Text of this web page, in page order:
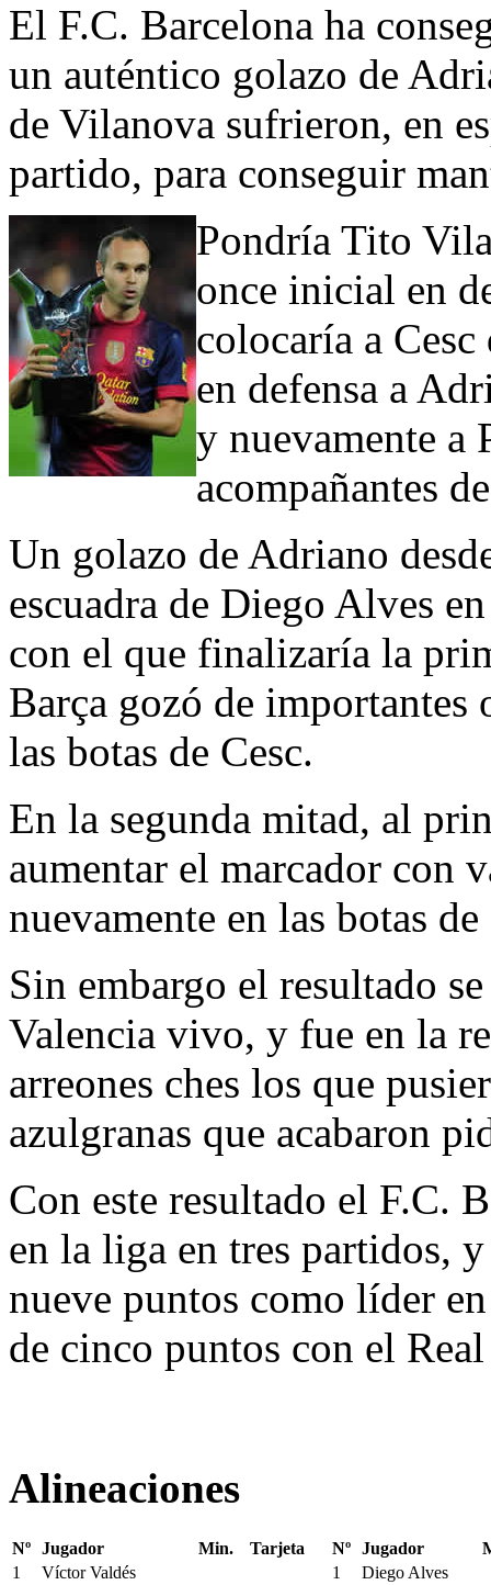
El F.C. Barcelona ha
un auténtico golazo de
de Vilanova sufrieron, en
partido, para conseguir
Pondría Tito
once inicial en
colocaría a
en defensa a
y nuevamente a
acompañantes
Un golazo de Adriano
escuadra de Diego Alves
con el que finalizaría la
Barça gozó de importantes
las botas de Cesc.
En la segunda mitad, al
aumentar el marcador con
nuevamente en las botas de
Sin embargo el resultado
Valencia vivo, y fue en la
arreones ches los que
azulgranas que acabaron
Con este resultado el F.C.
en la liga en tres partidos,
nueve puntos como líder
de cinco puntos con el
Alineaciones
Nº Jugador Min. Tarjeta Nº Jugador
1
Víctor Valdés 1
Diego Alves